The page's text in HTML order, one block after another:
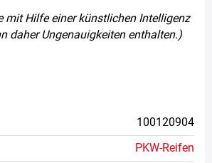
mit Hilfe einer künstlichen Intelligenz
daher Ungenauigkeiten enthalten.)
100120904
PKW-Reifen